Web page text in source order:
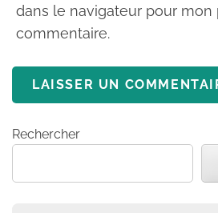
dans le navigateur pour mon
commentaire.
Rechercher